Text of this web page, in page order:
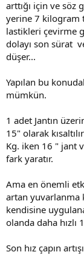
arttığı için ve söz
yerine 7 kilogram
lastikleri çevirme
dolayı son sürat
düşer...
Yapılan bu
mümkün.
1 adet Jantın
15" olarak
Kg. iken 16 " jant
fark yaratır.
Ama en önemli
artan yuvarlanma
kendisine
olanda daha hızlı
Son hız çapın